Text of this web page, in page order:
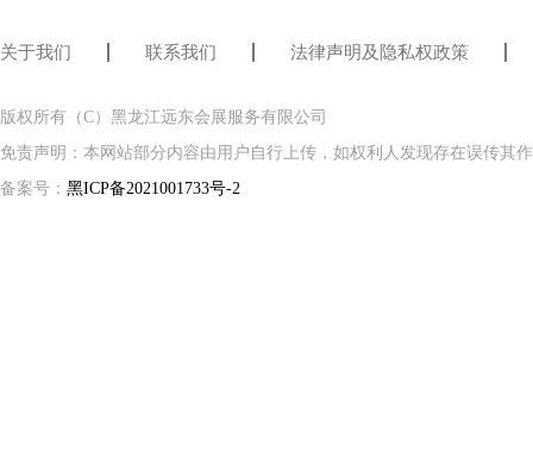
关于我们 联系我们 法律声明及隐私权政策
版权所有（C）黑龙江远东会展服务有限公司
免责声明：本网站部分内容由用户自行上传，如权利人发现存在误传其
备案号： 黑ICP备2021001733号-2